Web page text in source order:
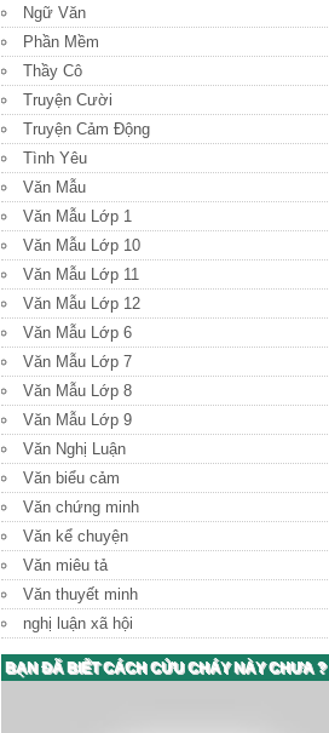
Ngữ Văn
Phần Mềm
Thầy Cô
Truyện Cười
Truyện Cảm Động
Tình Yêu
Văn Mẫu
Văn Mẫu Lớp 1
Văn Mẫu Lớp 10
Văn Mẫu Lớp 11
Văn Mẫu Lớp 12
Văn Mẫu Lớp 6
Văn Mẫu Lớp 7
Văn Mẫu Lớp 8
Văn Mẫu Lớp 9
Văn Nghị Luận
Văn biểu cảm
Văn chứng minh
Văn kể chuyện
Văn miêu tả
Văn thuyết minh
nghị luận xã hội
BẠN ĐÃ BIẾT CÁCH CỨU CHÁY NÀY CHƯA ?